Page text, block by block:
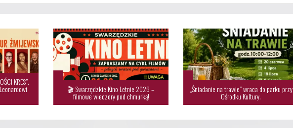
KRES”.
🎬 Swarzędzkie Kino Letnie 2026 –
filmowe wieczory pod chmurką!
„Śniadanie na trawie” wraca do parku przy
Ośrodku Kultury.